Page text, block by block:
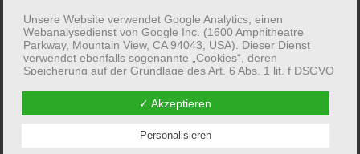
28.07.2026 – 30.07.2026
Start: 09:00 Uhr
Ende: 14:00 Uhr
Ort:
Gelsenkirchen (Glückaufpark, Treffpunkt
Unsere Website verwendet Google Analytics, einen
Webanalysedienst von Google Inc. (1600 Amphitheatre
Parkway, Mountain View, CA 94043, USA). Dieser Dienst
verwendet ebenfalls sogenannte „Cookies“, deren
Speicherung auf der Grundlage des Art. 6 Abs. 1 lit. f DSGVO
der Nutzung unseres Website-Angebotes durch Google. Die
erfassten Informationen über die Nutzung unserer Seiten
einen Server von Google in den USA übertragen und dort
✓ Akzeptieren
Personalisieren